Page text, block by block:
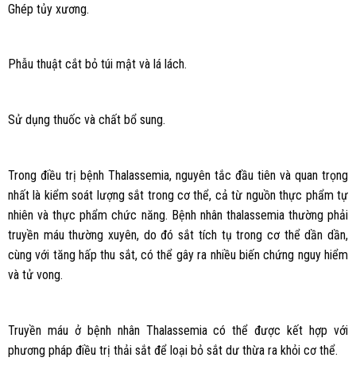
Ghép tủy xương.
Phẫu thuật cắt bỏ túi mật và lá lách.
Sử dụng thuốc và chất bổ sung.
Trong điều trị bệnh Thalassemia, nguyên tắc đầu tiên và quan trọng
nhất là kiểm soát lượng sắt trong cơ thể, cả từ nguồn thực phẩm tự
nhiên và thực phẩm chức năng. Bệnh nhân thalassemia thường phải
truyền máu thường xuyên, do đó sắt tích tụ trong cơ thể dần dần,
cùng với tăng hấp thu sắt, có thể gây ra nhiều biến chứng nguy hiểm
và tử vong.
Truyền máu ở bệnh nhân Thalassemia có thể được kết hợp với
phương pháp điều trị thải sắt để loại bỏ sắt dư thừa ra khỏi cơ thể.